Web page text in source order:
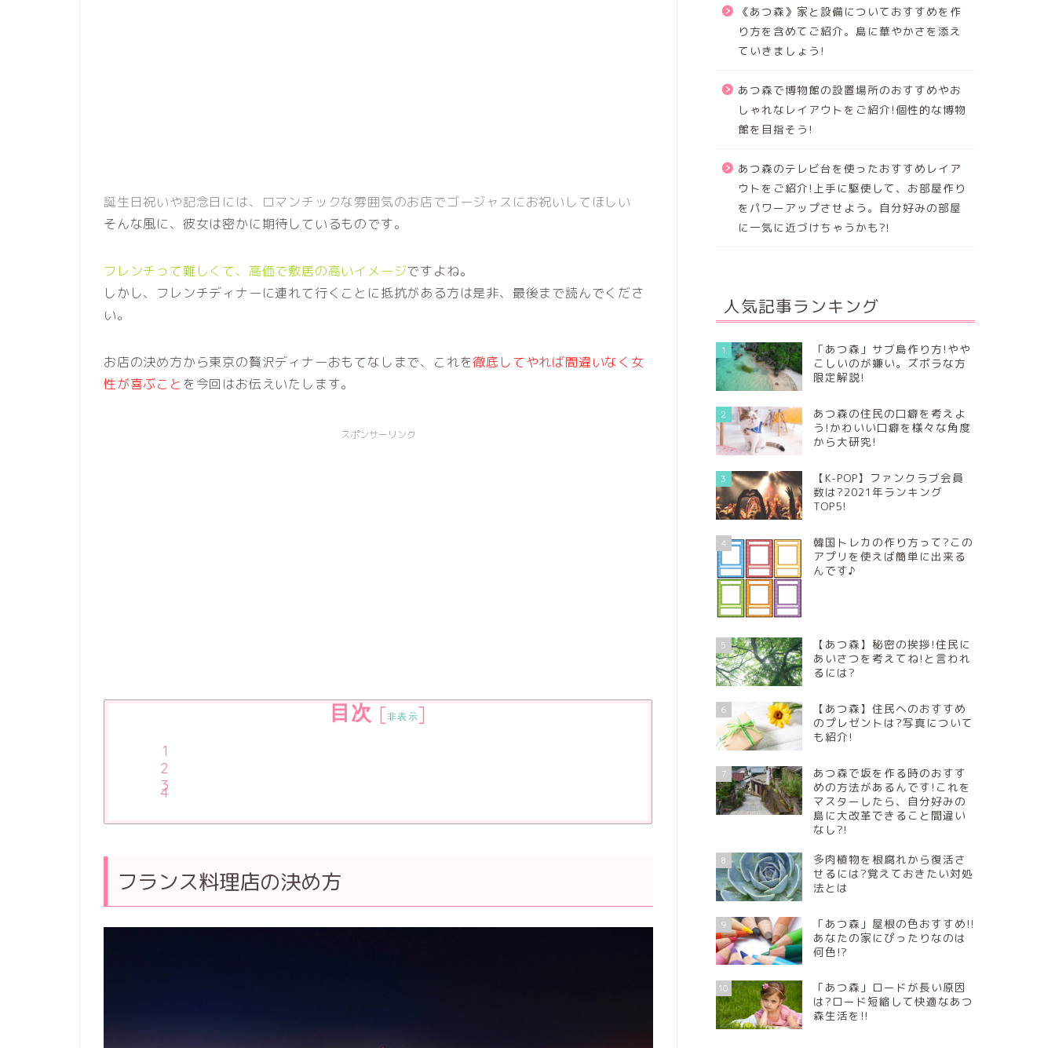
誕生日祝いや記念日には、ロマンチックな雰囲気のお店でゴージャスにお祝いしてほしい
そんな風に、彼女は密かに期待しているものです。
フレンチって難しくて、高価で敷居の高いイメージですよね。
しかし、フレンチディナーに連れて行くことに抵抗がある方は是非、最後まで読んでくださ
い。
お店の決め方から東京の贅沢ディナーおもてなしまで、これを徹底してやれば間違いなく女
性が喜ぶこと を今回はお伝えいたします。
スポンサーリンク
目次 [非表示]
フランス料理店の決め方
《あつ森》家と設備についておすすめを作
り方を含めてご紹介。島に華やかさを添え
ていきましょう!
あつ森で博物館の設置場所のおすすめやお
しゃれなレイアウトをご紹介!個性的な博物
館を目指そう!
あつ森のテレビ台を使ったおすすめレイア
ウトをご紹介!上手に駆使して、お部屋作り
をパワーアップさせよう。自分好みの部屋
に一気に近づけちゃうかも?!
人気記事ランキング
1
「あつ森」サブ島作り方!やや
こしいのが嫌い。ズボラな方
限定解説!
2
あつ森の住民の口癖を考えよ
う!かわいい口癖を様々な角度
から大研究!
3
【K-POP】ファンクラブ会員
数は?2021年ランキング
TOP5!
4
韓国トレカの作り方って?この
アプリを使えば簡単に出来る
んです♪
5
【あつ森】秘密の挨拶!住民に
あいさつを考えてね!と言われ
るには?
6
【あつ森】住民へのおすすめ
のプレゼントは?写真について
も紹介!
7
あつ森で坂を作る時のおすす
めの方法があるんです!これを
マスターしたら、自分好みの
島に大改革できること間違い
なし?!
8
多肉植物を根腐れから復活さ
せるには?覚えておきたい対処
法とは
9
「あつ森」屋根の色おすすめ!!
あなたの家にぴったりなのは
何色!?
10
「あつ森」ロードが長い原因
は?ロード短縮して快適なあつ
森生活を!!